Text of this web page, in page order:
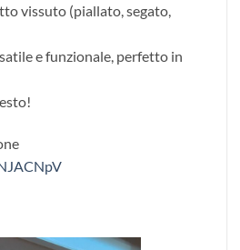
vissuto (piallato, segato,
e funzionale, perfetto in